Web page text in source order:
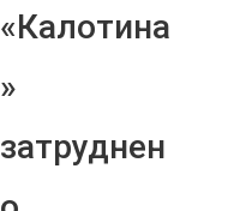
«Калотина
»
затруднен